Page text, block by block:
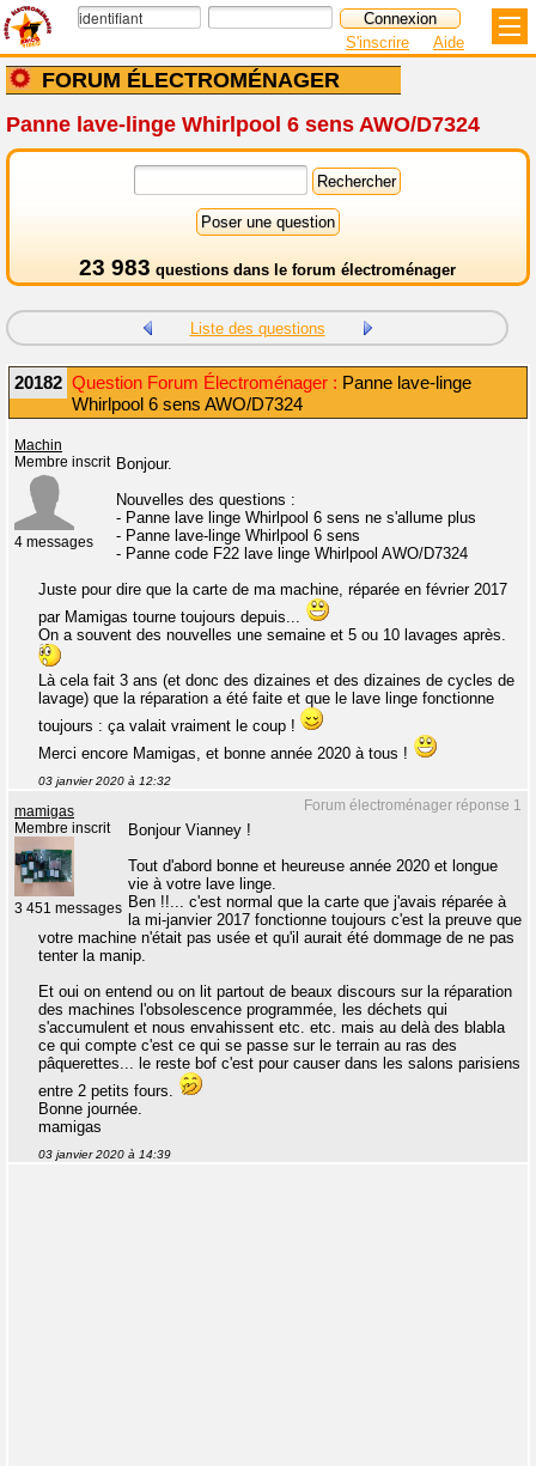
FORUM ÉLECTROMÉNAGER
S'inscrire Aide
Panne lave-linge Whirlpool 6 sens AWO/D7324
23 983 questions dans le forum électroménager
Liste des questions
20182 Question Forum Électroménager : Panne lave-linge
Whirlpool 6 sens AWO/D7324
Machin
Membre inscrit
4 messages
Bonjour.
Nouvelles des questions :
- Panne lave linge Whirlpool 6 sens ne s'allume plus
- Panne lave-linge Whirlpool 6 sens
- Panne code F22 lave linge Whirlpool AWO/D7324
Juste pour dire que la carte de ma machine, réparée en février 2017
par Mamigas tourne toujours depuis...
On a souvent des nouvelles une semaine et 5 ou 10 lavages après.
Là cela fait 3 ans (et donc des dizaines et des dizaines de cycles de
lavage) que la réparation a été faite et que le lave linge fonctionne
toujours : ça valait vraiment le coup !
Merci encore Mamigas, et bonne année 2020 à tous !
03 janvier 2020 à 12:32
Forum électroménager réponse 1
mamigas
Membre inscrit
3 451 messages
Bonjour Vianney !
Tout d'abord bonne et heureuse année 2020 et longue
vie à votre lave linge.
Ben !!... c'est normal que la carte que j'avais réparée à
la mi-janvier 2017 fonctionne toujours c'est la preuve que
votre machine n'était pas usée et qu'il aurait été dommage de ne pas
tenter la manip.
Et oui on entend ou on lit partout de beaux discours sur la réparation
des machines l'obsolescence programmée, les déchets qui
s'accumulent et nous envahissent etc. etc. mais au delà des blabla
ce qui compte c'est ce qui se passe sur le terrain au ras des
pâquerettes... le reste bof c'est pour causer dans les salons parisiens
entre 2 petits fours.
Bonne journée.
mamigas
03 janvier 2020 à 14:39